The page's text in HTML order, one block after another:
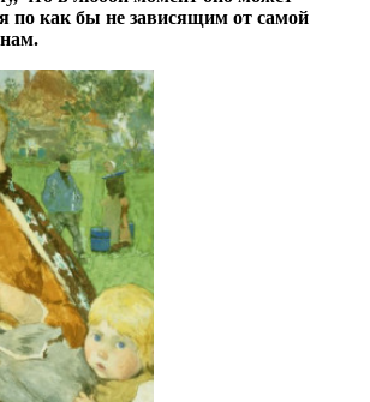
по как бы не зависящим от самой